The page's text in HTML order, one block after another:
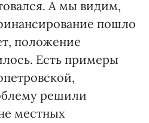
А мы видим,
пошло
положение
Есть примеры
решили
местных